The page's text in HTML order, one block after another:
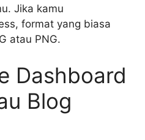
Jika kamu
format yang biasa
atau PNG.
Dashboard
Blog